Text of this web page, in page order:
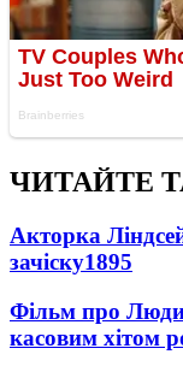
ЧИТАЙТЕ
Акторка
зачіску1895
Фільм про
касовим хітом